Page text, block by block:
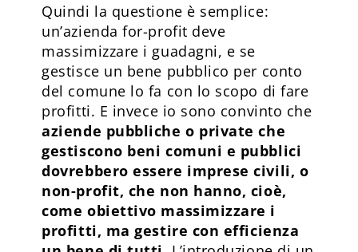
Quindi la questione è semplice:
un’azienda for-profit deve
massimizzare i guadagni, e se
gestisce un bene pubblico per conto
del comune lo fa con lo scopo di fare
profitti. E invece io sono convinto che
aziende pubbliche o private che
gestiscono beni comuni e pubblici
dovrebbero essere imprese civili, o
non-profit, che non hanno, cioè,
come obiettivo massimizzare i
profitti, ma gestire con efficienza